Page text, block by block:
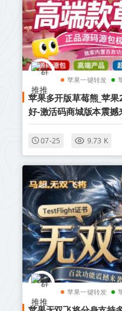
苹果一键转发
苹果多开版草莓熊_苹
好-激活码商城版本震撼
07-25 9.73 K
苹果一键转发